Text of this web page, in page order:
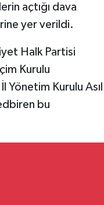
açtığı dava
yer verildi.
Halk Partisi
Kurulu
Yönetim Kurulu Asıl
bu